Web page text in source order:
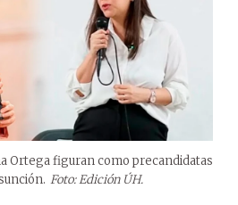
Ortega figuran como precandidatas
Foto: Edición ÚH.